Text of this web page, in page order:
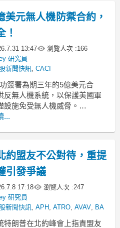
美元無人機防禦合約，
！
13:47 瀏覽人次 :166
研究員
新聞快訊, CACI
簽署為期三年的5億美元合
反無人機系統，以保護美國軍
設施免受無人機威脅。
container {
!important;
...
約盟友不公對待，重提
引發爭議
17:18 瀏覽人次 :247
研究員
新聞快訊, APH, ATRO, AVAV, BA
特朗普在北約峰會上指責盟友